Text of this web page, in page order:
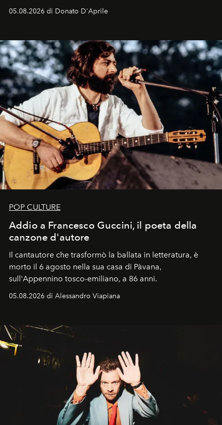
logomania pensata per la spiaggia
Kate, Claudia e Carla una dietro l'altra. Trent'anni dopo,
uno dei documenti più contemporanei che abbiamo.
05.08.2026 di Donato D'Aprile
POP CULTURE
Addio a Francesco Guccini, il poeta della
canzone d'autore
Il cantautore che trasformò la ballata in letteratura, è
morto il 6 agosto nella sua casa di Pàvana,
sull'Appennino tosco-emiliano, a 86 anni.
05.08.2026 di Alessandro Viapiana